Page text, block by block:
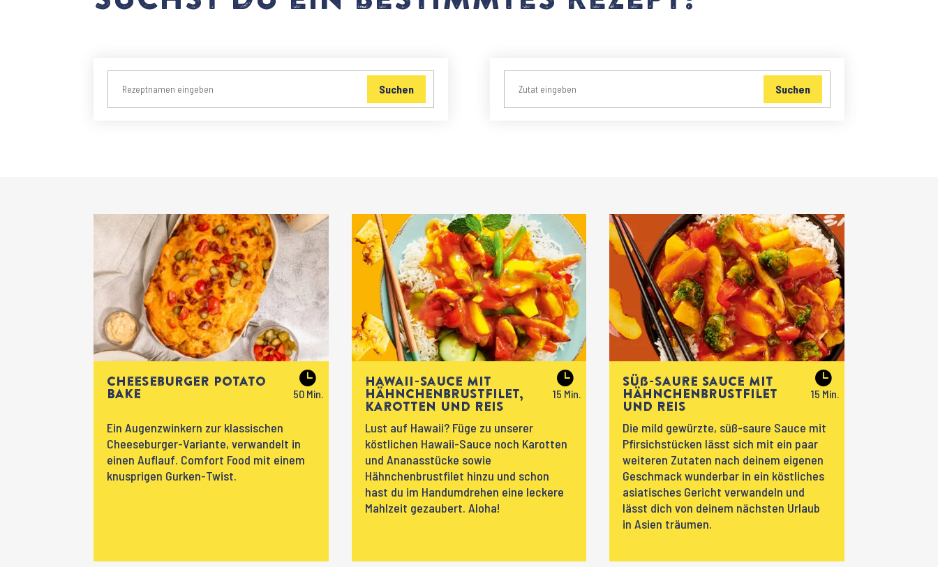
Cheeseburger Potato
Bake
Ein Augenzwinkern zur klassischen
Cheeseburger-Variante, verwandelt in
einen Auflauf. Comfort Food mit einem
knusprigen Gurken-Twist.
Hawaii-Sauce mit
Hähnchenbrustfilet,
Karotten und Reis
Lust auf Hawaii? Füge zu unserer
köstlichen Hawaii-Sauce noch Karotten
und Ananasstücke sowie
Hähnchenbrustfilet hinzu und schon
hast du im Handumdrehen eine leckere
Mahlzeit gezaubert. Aloha!
Süß-saure Sauce mit
Hähnchenbrustfilet
und Reis
Die mild gewürzte, süß-saure Sauce mit
Pfirsichstücken lässt sich mit ein paar
weiteren Zutaten nach deinem eigenen
Geschmack wunderbar in ein köstliches
asiatisches Gericht verwandeln und
lässt dich von deinem nächsten Urlaub
in Asien träumen.